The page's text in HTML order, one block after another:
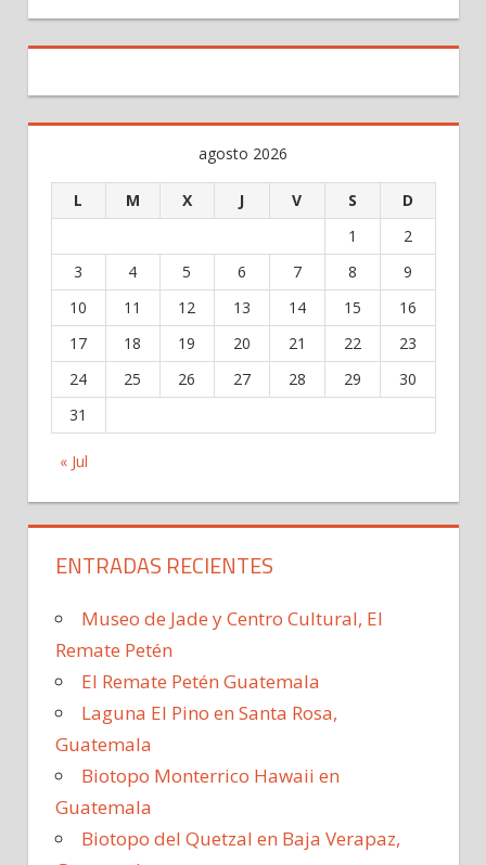
agosto 2026
L M X J V S D
« Jul
1
2
3
4 5 6 7 8
9
10
11 12 13 14 15
16
17
18 19 20 21 22
23
24
25 26 27 28 29
30
31
ENTRADAS RECIENTES
Museo de Jade y Centro Cultural, El
Remate Petén
El Remate Petén Guatemala
Laguna El Pino en Santa Rosa,
Guatemala
Biotopo Monterrico Hawaii en
Guatemala
Biotopo del Quetzal en Baja Verapaz,